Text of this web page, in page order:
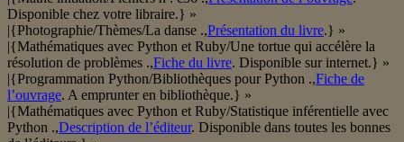
Disponible chez votre libraire.} »
|{Photographie/Thèmes/La danse .,Présentation du livre.} »
|{Mathématiques avec Python et Ruby/Une tortue qui accélère la
résolution de problèmes .,Fiche du livre. Disponible sur internet.} »
|{Programmation Python/Bibliothèques pour Python .,Fiche de
l’ouvrage. A emprunter en bibliothèque.} »
|{Mathématiques avec Python et Ruby/Statistique inférentielle avec
Python .,Description de l’éditeur. Disponible dans toutes les bonnes